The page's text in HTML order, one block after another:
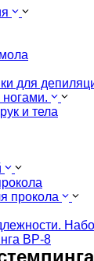
для
ногами.
и тела
прокола